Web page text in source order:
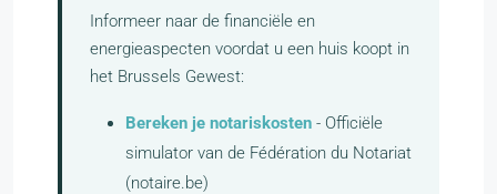
Informeer naar de financiële en
energieaspecten voordat u een huis koopt in
het Brussels Gewest:
Bereken je notariskosten - Officiële
simulator van de Fédération du Notariat
(notaire.be)